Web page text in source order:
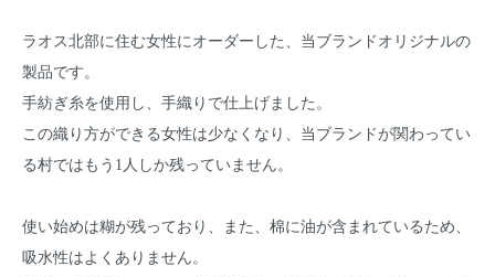
ラオス北部に住む女性にオーダーした、当ブランドオリジナルの
製品です。
手紡ぎ糸を使用し、手織りで仕上げました。
この織り方ができる女性は少なくなり、当ブランドが関わってい
る村ではもう1人しか残っていません。
使い始めは糊が残っており、また、棉に油が含まれているため、
吸水性はよくありません。